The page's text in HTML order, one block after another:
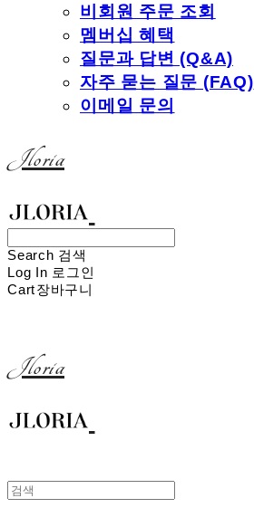
비회원 주문 조회
멤버십 혜택
질문과 답변 (Q&A)
자주 묻는 질문 (FAQ)
이메일 문의
Jloria
Search 검색
Log In 로그인
Cart장바구니
Jloria